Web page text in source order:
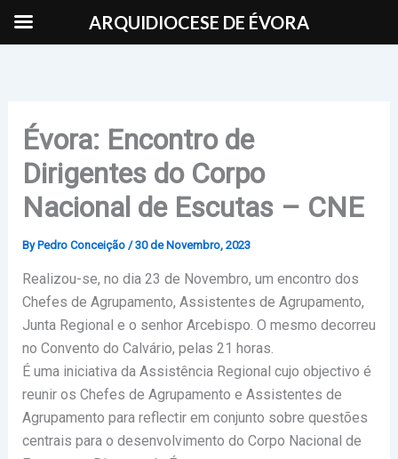
Évora: Encontro de
Dirigentes do Corpo
Nacional de Escutas – CNE
By Pedro Conceição /30 de Novembro, 2023
Realizou-se, no dia 23 de Novembro, um encontro dos
Chefes de Agrupamento, Assistentes de Agrupamento,
Junta Regional e o senhor Arcebispo. O mesmo decorreu
no Convento do Calvário, pelas 21 horas.
É uma iniciativa da Assistência Regional cujo objectivo é
reunir os Chefes de Agrupamento e Assistentes de
Agrupamento para reflectir em conjunto sobre questões
centrais para o desenvolvimento do Corpo Nacional de
ARQUIDIOCESE DE ÉVORA